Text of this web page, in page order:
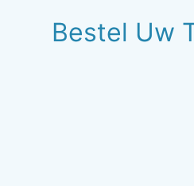
Bestel Uw